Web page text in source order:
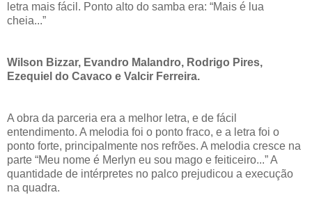
letra mais fácil. Ponto alto do samba era: “Mais é lua
cheia...”
Wilson Bizzar, Evandro Malandro, Rodrigo Pires,
Ezequiel do Cavaco e Valcir Ferreira.
A obra da parceria era a melhor letra, e de fácil
entendimento. A melodia foi o ponto fraco, e a letra foi o
ponto forte, principalmente nos refrões. A melodia cresce na
parte “Meu nome é Merlyn eu sou mago e feiticeiro...” A
quantidade de intérpretes no palco prejudicou a execução
na quadra.